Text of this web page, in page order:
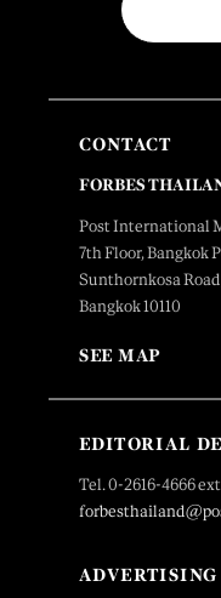
CONTACT
FORBES
Post International
7th Floor, Bangkok
Sunthornkosa
Bangkok 10110
SEE MAP
EDITORIAL
Tel. 0-2616-4666